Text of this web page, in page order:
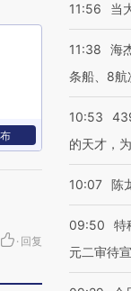
· 回复
11:56 当
11:38
海
条船、8航
10:53
的天才，
10:07 陈
09:50
特
元二审待